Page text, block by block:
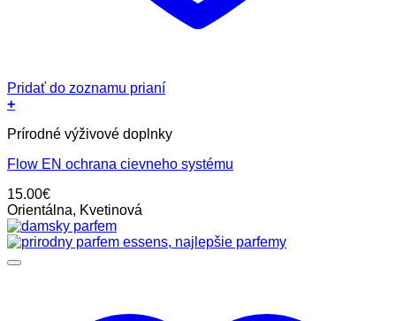
Pridať do zoznamu prianí
+
Prírodné výživové doplnky
Flow EN ochrana cievneho systému
15.00€
Orientálna, Kvetinová